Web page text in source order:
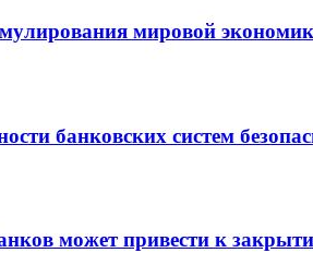
мировой
банковских систем
может привести к